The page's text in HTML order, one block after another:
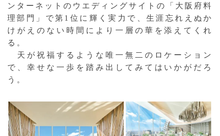
ンターネットのウエディングサイトの「大阪府料
理部門」で第1位に輝く実力で、生涯忘れえぬか
けがえのない時間により一層の華を添えてくれ
る。
天が祝福するような唯一無二のロケーション
で、幸せな一歩を踏み出してみてはいかがだろ
う。